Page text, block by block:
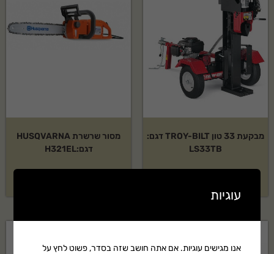
מבקעת 33 טון TROY-BILT דגם:
LS33TB
מסור שרשרת HUSQVARNA
דגם:H321EL
עוגיות
אנו מגישים עוגיות. אם אתה חושב שזה בסדר, פשוט לחץ על